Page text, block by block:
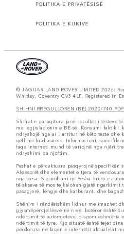
POLITIKA E PRIVATËSISË
POLITIKA E KUKIVE
© JAGUAR LAND ROVER LIMITED 2026:
Whitley, Coventry CV3 4LF. Registered in
SHIHNI RREGULLOREN (BE) 2020/740 PDF
Shifrat e paraqitura janë rezultat i testeve
me legjislacionin e BE-së. Konsumi faktik i
ndryshojë nga ai i arritur në këto teste dhe
qëllime krahasuese. Informacioni,
faqe interneti mund të variojnë nga njëri
ndryshimi pa njoftim.
Peshat e përcaktuara pasqyrojnë specifikën
Aksesorët dhe elementet e tjera të
ngarkesa. Sigurohuni që Pesha bruto e
të akseve të mos tejkalohen gjatë ngarkimit
pasagjerë, lëngje dhe karburant, dhe
Shënim i rëndësishëm lidhur me imazhet
gjysmëpërcjellësve në nivel botëror është
ndërtimit të automjeteve, disponueshmëria
ndërtimit të tyre. Kjo situatë është tejet
përdorura në faqen e internetit aktualisht